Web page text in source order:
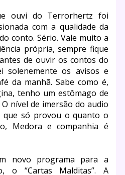
ouvi do Terrorhertz foi
com a qualidade da
conto. Sério. Vale muito a
própria, sempre fique
de ouvir os contos do
solenemente os avisos e
da manhã. Sabe como é,
tenho um estômago de
nível de imersão do audio
só provou o quanto o
Medora e companhia é
novo programa para a
o “Cartas Malditas”. A